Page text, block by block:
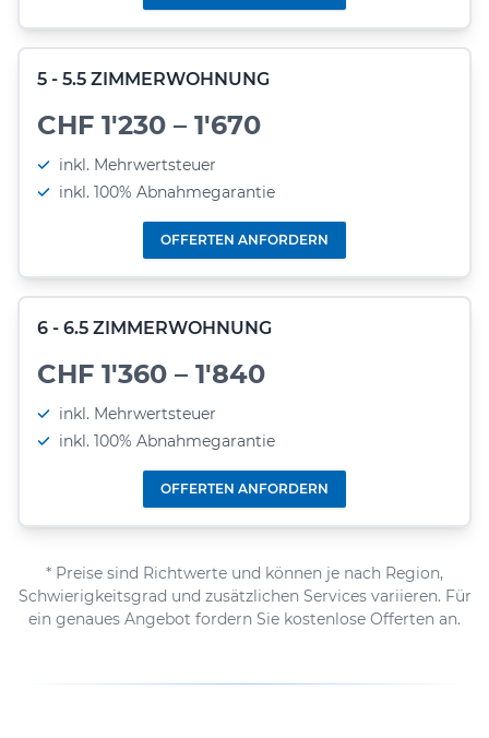
5 - 5.5 ZIMMERWOHNUNG
CHF 1'230 – 1'670
inkl. Mehrwertsteuer
inkl. 100% Abnahmegarantie
OFFERTEN ANFORDERN
6 - 6.5 ZIMMERWOHNUNG
CHF 1'360 – 1'840
inkl. Mehrwertsteuer
inkl. 100% Abnahmegarantie
OFFERTEN ANFORDERN
* Preise sind Richtwerte und können je nach Region,
Schwierigkeitsgrad und zusätzlichen Services variieren. Für
ein genaues Angebot fordern Sie kostenlose Offerten an.